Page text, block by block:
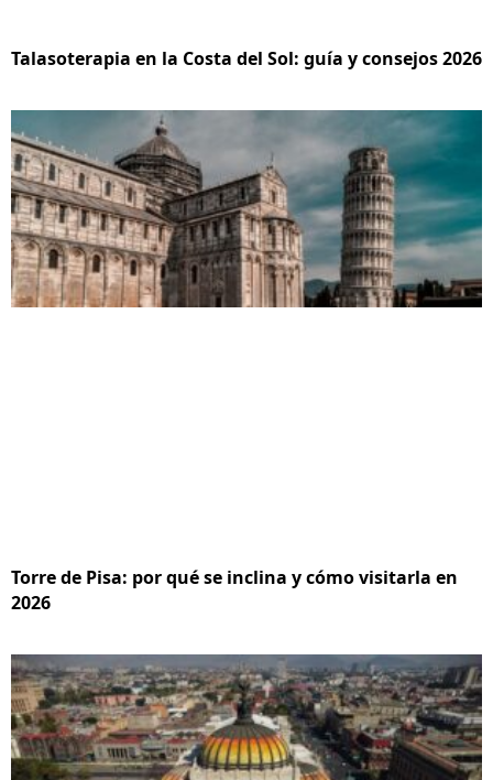
Talasoterapia en la Costa del Sol: guía y consejos 2026
Torre de Pisa: por qué se inclina y cómo visitarla en
2026